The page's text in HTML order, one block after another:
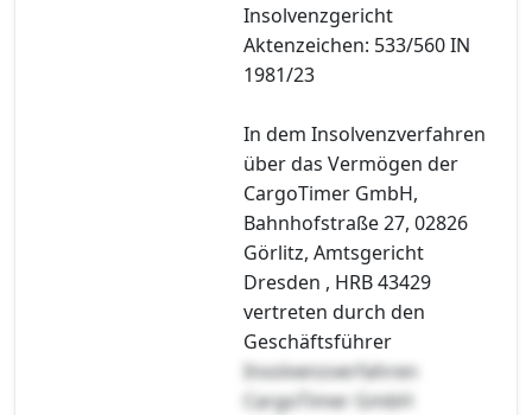
Insolvenzgericht
Aktenzeichen: 533/560 IN
1981/23
In dem Insolvenzverfahren
über das Vermögen der
CargoTimer GmbH,
Bahnhofstraße 27, 02826
Görlitz, Amtsgericht
Dresden , HRB 43429
vertreten durch den
Geschäftsführer
Insolvenzverfahren
CargoTimer GmbH